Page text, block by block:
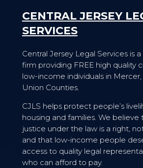
CENTRAL JERSEY
SERVICES
Central Jersey Legal Services is
firm providing FREE high quality
low-income individuals in
Union Counties.
CJLS helps protect people’s
housing and families. We believe
justice under the law is a right,
and that low-income people
access to quality legal
who can afford to pay.